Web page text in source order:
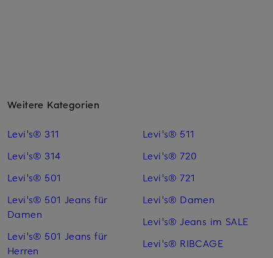
Weitere Kategorien
Levi's® 311
Levi's® 314
Levi's® 501
Levi's® 501 Jeans für
Damen
Levi's® 501 Jeans für
Herren
Levi's® 511
Levi's® 720
Levi's® 721
Levi's® Damen
Levi's® Jeans im SALE
Levi's® RIBCAGE